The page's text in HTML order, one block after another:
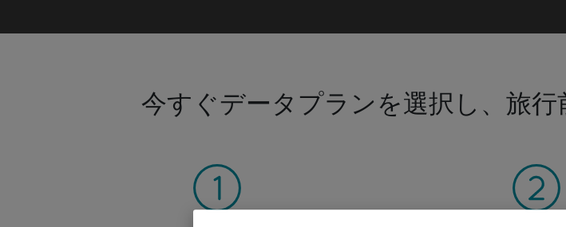
今すぐデータプランを選択し、旅